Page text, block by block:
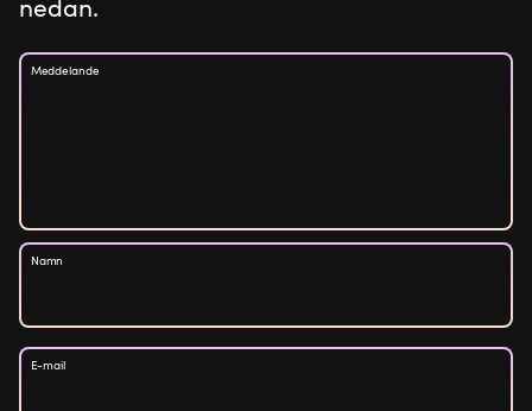
nedan.
Meddelande
Namn
E-mail